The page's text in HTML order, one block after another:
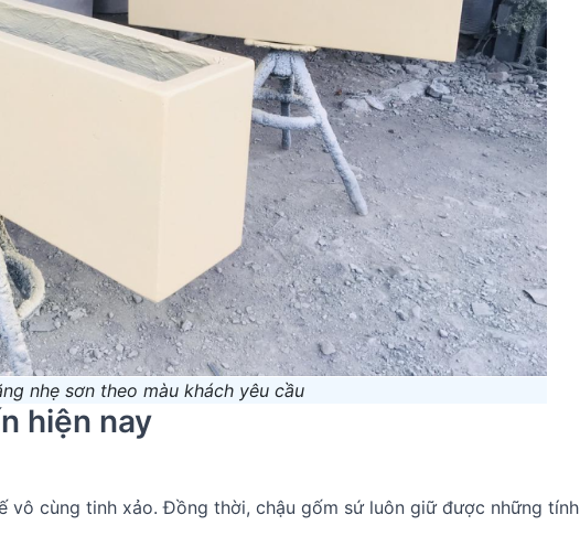
nhẹ sơn theo màu khách yêu cầu
hiện nay
cùng tinh xảo. Đồng thời, chậu gốm sứ luôn giữ được những